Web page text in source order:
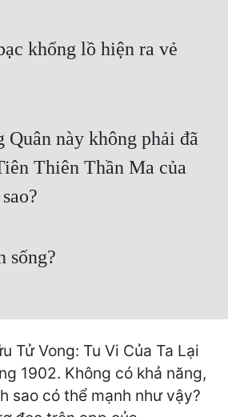
khổng lồ hiện ra vẻ
Quân này không phải đã
Thiên Thần Ma của
sống?
Tử Vong: Tu Vi Của Ta Lại
1902. Không có khả năng,
sao có thể mạnh như vậy?